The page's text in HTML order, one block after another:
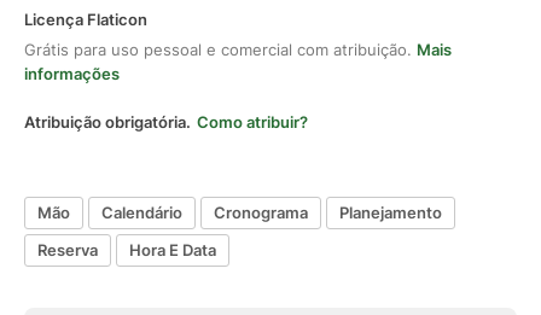
Licença Flaticon
Grátis para uso pessoal e comercial com atribuição. Mais
informações
Atribuição obrigatória. Como atribuir?
Mão Calendário Cronograma
Planejamento
Reserva
Hora E Data